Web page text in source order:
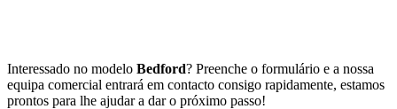
Interessado no modelo Bedford? Preenche o formulário e a nossa
equipa comercial entrará em contacto consigo rapidamente, estamos
prontos para lhe ajudar a dar o próximo passo!